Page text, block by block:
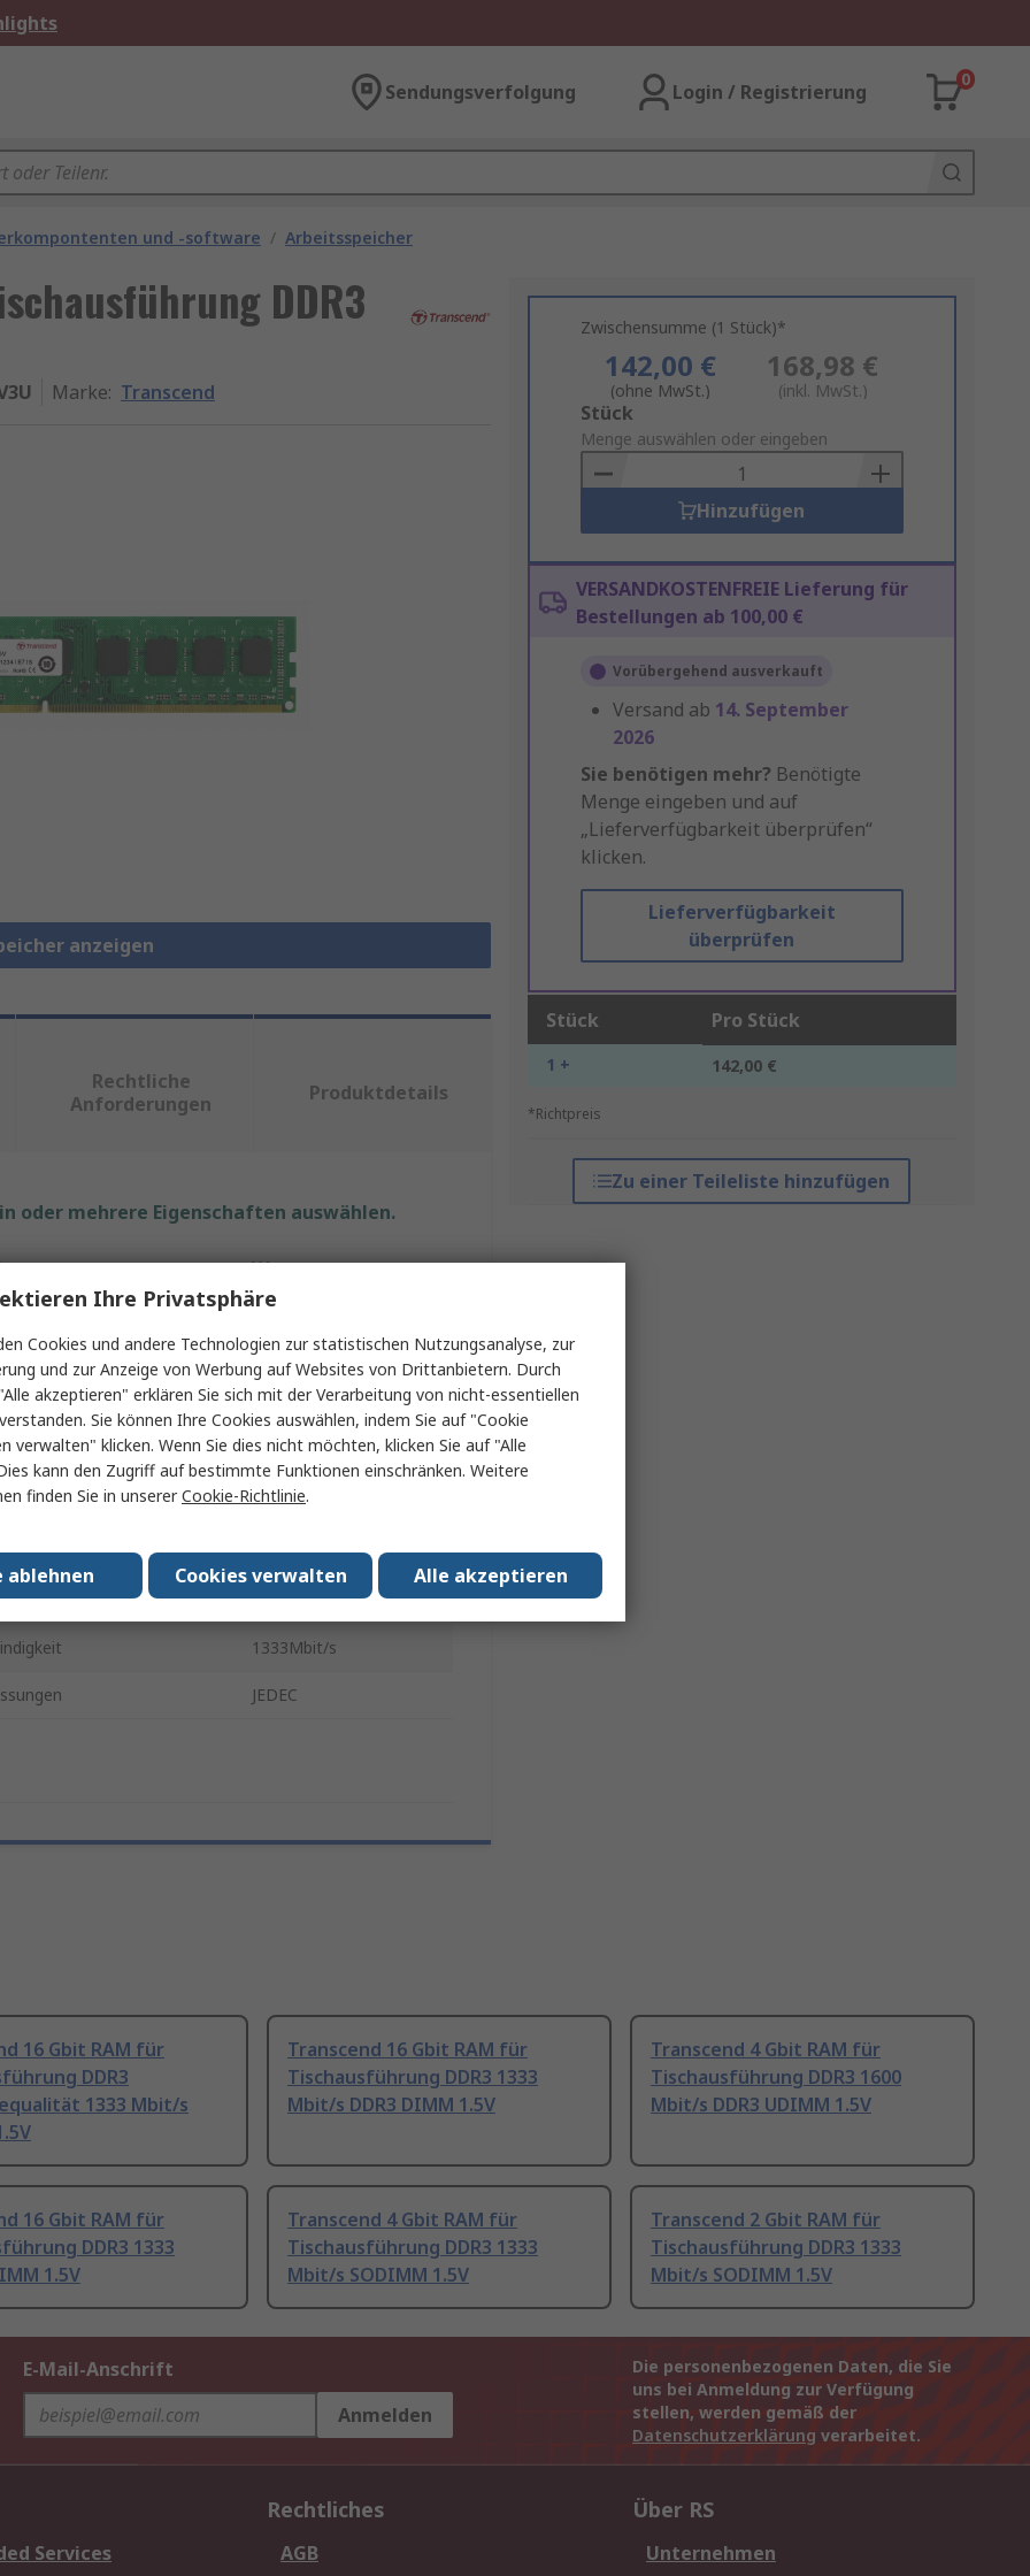
Sendungsverfolgung Login / Registrierung
0
und -software / Arbeitsspeicher
DDR3
Marke: Transcend
anzeigen
Zwischensumme (1 Stück)*
142,00 €
(ohne MwSt.)
168,98 €
(inkl. MwSt.)
Add
to
Basket
Stück
Menge auswählen oder eingeben
Hinzufügen
VERSANDKOSTENFREIE Lieferung für
Bestellungen ab 100,00 €
Vorübergehend ausverkauft
Versand ab 14. September
2026
Sie benötigen mehr? Benötigte
Menge eingeben und auf
„Lieferverfügbarkeit überprüfen“
klicken.
Lieferverfügbarkeit
überprüfen
Stück Pro Stück
1 + 142,00 €
*Richtpreis
Zu einer Teileliste hinzufügen
Rechtliche
Anforderungen
Produktdetails
oder mehrere Eigenschaften auswählen.
Wert
UDIMM
RAM
Tischausführung
16GB
DDR3
1.5V
1333Mbit/s
JEDEC
16 Gbit RAM für
DDR3
1333 Mbit/s
Transcend 16 Gbit RAM für
Tischausführung DDR3 1333
Mbit/s DDR3 DIMM 1.5V
Transcend 4 Gbit RAM für
Tischausführung DDR3 1600
Mbit/s DDR3 UDIMM 1.5V
16 Gbit RAM für
DDR3 1333
1.5V
Transcend 4 Gbit RAM für
Tischausführung DDR3 1333
Mbit/s SODIMM 1.5V
Transcend 2 Gbit RAM für
Tischausführung DDR3 1333
Mbit/s SODIMM 1.5V
E-Mail-Anschrift
Anmelden
Die personenbezogenen Daten, die Sie
uns bei Anmeldung zur Verfügung
stellen, werden gemäß der
Datenschutzerklärung verarbeitet.
Services
Rechtliches
AGB
Über RS
Unternehmen
Ihre Privatsphäre
Cookies und andere Technologien zur statistischen Nutzungsanalyse, zur
und zur Anzeige von Werbung auf Websites von Drittanbietern. Durch
akzeptieren" erklären Sie sich mit der Verarbeitung von nicht-essentiellen
Sie können Ihre Cookies auswählen, indem Sie auf "Cookie
verwalten" klicken. Wenn Sie dies nicht möchten, klicken Sie auf "Alle
kann den Zugriff auf bestimmte Funktionen einschränken. Weitere
finden Sie in unsererCookie-Richtlinie.
Alle akzeptieren
Cookies verwalten
ablehnen